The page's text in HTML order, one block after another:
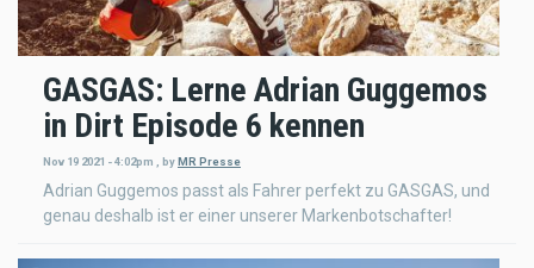
GASGAS: Lerne Adrian Guggemos
in Dirt Episode 6 kennen
Nov 19 2021 - 4:02pm byMR Presse
Adrian Guggemos passt als Fahrer perfekt zu GASGAS, und
genau deshalb ist er einer unserer Markenbotschafter!